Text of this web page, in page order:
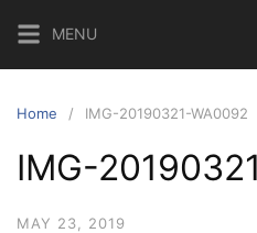
MENU
Home IMG-20190321-WA0092
IMG-
MAY 23, 2019